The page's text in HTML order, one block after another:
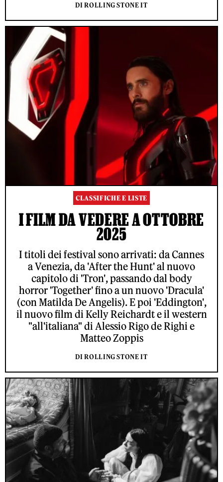
DI ROLLING STONE IT
CLASSIFICHE E LISTE
I FILM DA VEDERE A OTTOBRE
2025
I titoli dei festival sono arrivati: da Cannes
a Venezia, da 'After the Hunt' al nuovo
capitolo di 'Tron', passando dal body
horror 'Together' fino a un nuovo 'Dracula'
(con Matilda De Angelis). E poi 'Eddington',
il nuovo film di Kelly Reichardt e il western
"all'italiana" di Alessio Rigo de Righi e
Matteo Zoppis
DI ROLLING STONE IT